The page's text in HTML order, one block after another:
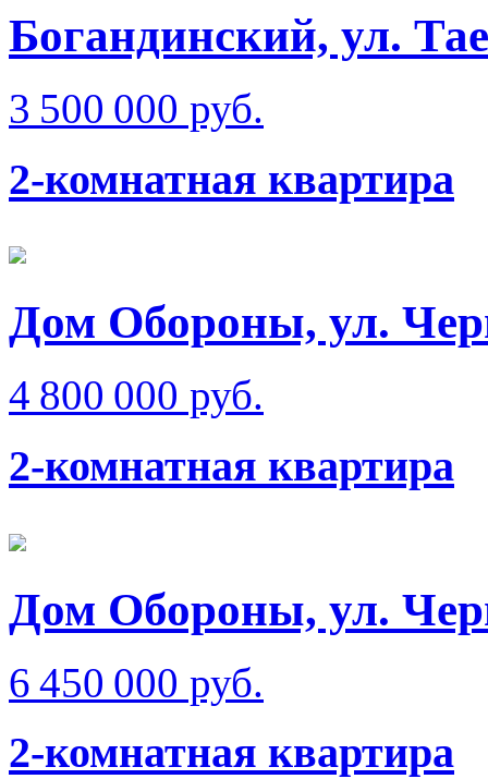
Богандинский, ул.
3 500 000 руб.
2-комнатная квартира
Дом Обороны, ул.
4 800 000 руб.
2-комнатная квартира
Дом Обороны, ул.
6 450 000 руб.
2-комнатная квартира